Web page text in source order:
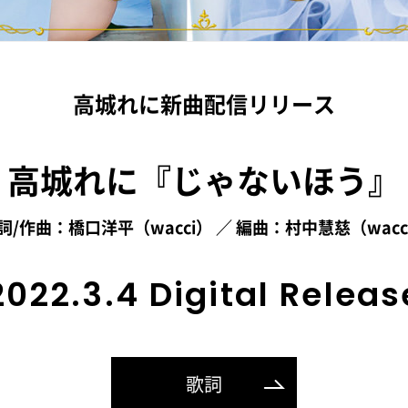
高城れに新曲配信リリース
高城れに『じゃないほう』
/作曲：橋口洋平（wacci） ／ 編曲：村中慧慈（
Digital
歌詞